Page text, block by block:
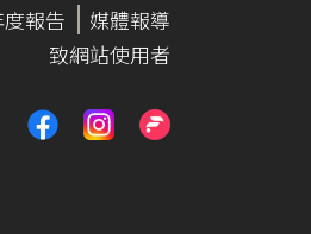
度報告
媒體報導
致網站使用者